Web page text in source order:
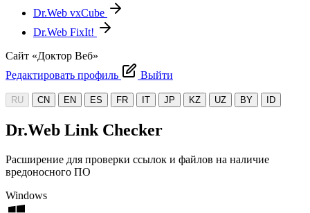
Dr.Web vxCube
Dr.Web FixIt!
Сайт «Доктор Веб»
Редактировать профиль
Выйти
RU CN EN ES FR IT JP KZ UZ BY ID
Dr.Web Link Checker
Расширение для проверки ссылок и файлов на наличие
вредоносного ПО
Windows